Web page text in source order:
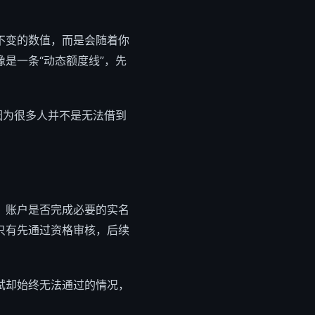
变的数值，而是会随着你
一条“动态额度线”，先
很多人并不是无法借到
户是否完成必要的实名
先通过资格审核，后续
始终无法通过的情况，